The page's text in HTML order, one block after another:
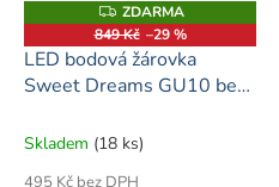
Z
D
A
R
A
ZDARMA
849 Kč –29 %
LED bodová žárovka
Sweet Dreams GU10 bez
Skladem (18 ks)
495 Kč bez DPH